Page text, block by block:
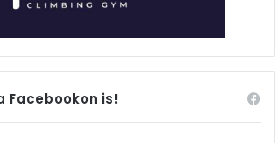
Facebookon is!